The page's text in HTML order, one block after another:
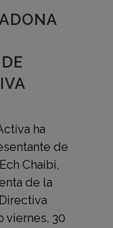
ha
de
Chaibi,
de la
viernes, 30